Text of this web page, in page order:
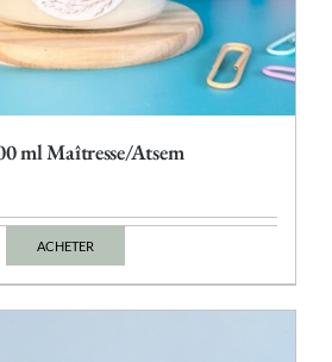
ml Maîtresse/Atsem
ACHETER
Ce